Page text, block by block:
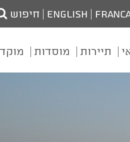
English חיפוש
תיירות מוסדות מוקד 106